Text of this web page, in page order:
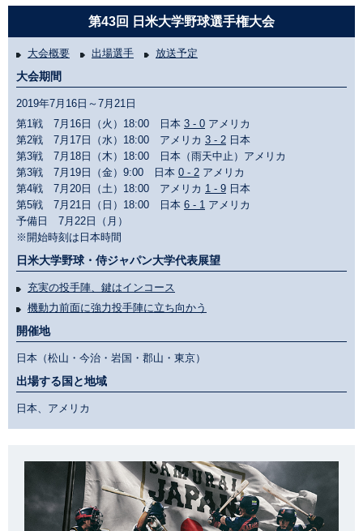
第43回 日米大学野球選手権大会
大会概要 出場選手 放送予定
大会期間
2019年7月16日～7月21日
第1戦 7月16日（火）18:00 日本 3 - 0 アメリカ
第2戦 7月17日（水）18:00 アメリカ 3 - 2 日本
第3戦 7月18日（木）18:00 日本（雨天中止）アメリカ
第3戦 7月19日（金）9:00 日本 0 - 2 アメリカ
第4戦 7月20日（土）18:00 アメリカ 1 - 9 日本
第5戦 7月21日（日）18:00 日本 6 - 1 アメリカ
予備日 7月22日（月）
※開始時刻は日本時間
日米大学野球・侍ジャパン大学代表展望
充実の投手陣、鍵はインコース
機動力前面に強力投手陣に立ち向かう
開催地
日本（松山・今治・岩国・郡山・東京）
出場する国と地域
日本、アメリカ